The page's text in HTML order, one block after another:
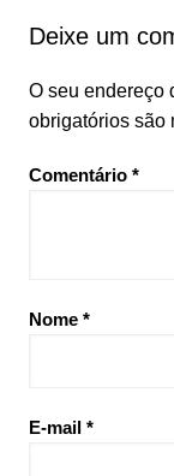
Post
Deixe um
O seu endereço
obrigatórios são
Comentário *
Nome *
E-mail *